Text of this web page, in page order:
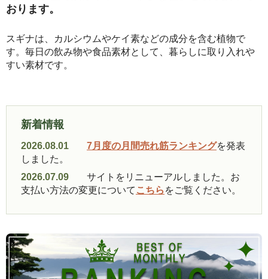
おります。
スギナは、カルシウムやケイ素などの成分を含む植物で
す。毎日の飲み物や食品素材として、暮らしに取り入れや
すい素材です。
新着情報
2026.08.01 7月度の月間売れ筋ランキングを発表
しました。
2026.07.09
サイトをリニューアルしました。お
支払い方法の変更について こちら をご覧ください。